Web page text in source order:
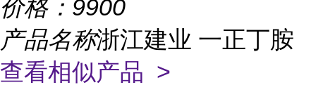
价格： 9900
产品名称浙江建业 一正丁胺
查看相似产品 >